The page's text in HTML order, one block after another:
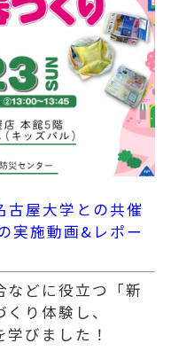
古屋大学との共催
実施動画&レポー
どに役立つ「新
り体験し、
びました！